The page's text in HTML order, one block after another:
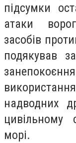
підсумки
атаки
засобів
подякував
надводних
цивільному
морі.